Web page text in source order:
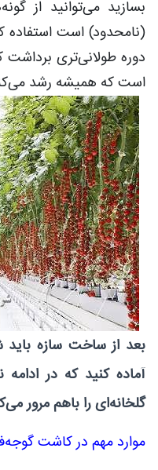
بسازید می‌توانید از
(نامحدود) است
دوره طولانی‌تری برداشت
است که همیشه رشد
بعد از ساخت سازه
آماده کنید که در
گلخانه‌ای را باهم مرور
موارد مهم در کاشت